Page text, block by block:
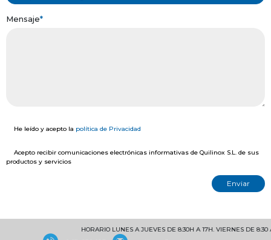
Mensaje*
He leído y acepto la política de Privacidad
Acepto recibir comunicaciones electrónicas informativas de Quilinox S.L. de sus
productos y servicios
HORARIO LUNES A JUEVES DE 8:30H A 17H. VIERNES DE 8:30 A 15H